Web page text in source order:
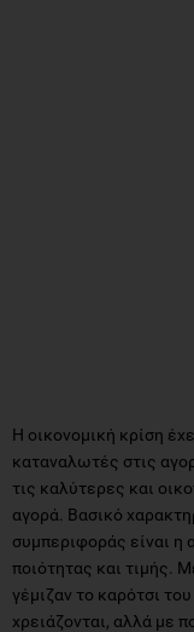
Η οικονομική κρίση
καταναλωτές στις
τις καλύτερες και
αγορά. Βασικό
συμπεριφοράς είναι η
ποιότητας και τιμής.
γέμιζαν το καρότσι
χρειάζονται, αλλά με